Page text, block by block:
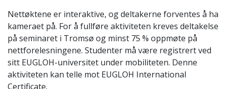
Nettøktene er interaktive, og deltakerne forventes å ha
kameraet på. For å fullføre aktiviteten kreves deltakelse
på seminaret i Tromsø og minst 75 % oppmøte på
nettforelesningene. Studenter må være registrert ved
sitt EUGLOH-universitet under mobiliteten. Denne
aktiviteten kan telle mot EUGLOH International
Certificate.